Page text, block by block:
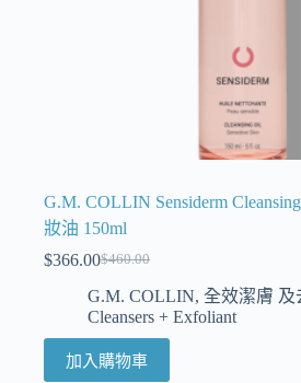
G.M. COLLIN Sensiderm
妝油 150ml
$460.00
$366.00
G.M. COLLIN, 全效潔膚 及
Cleansers + Exfoliant
加入購物車